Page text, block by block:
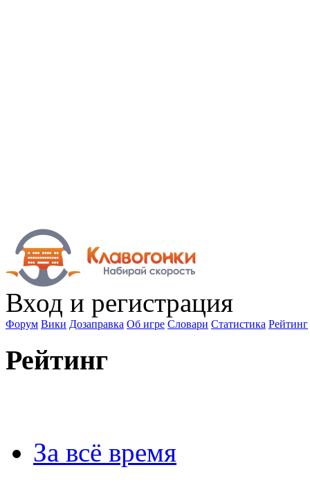
Вход и регистрация
Форум Вики Дозаправка Об игре Словари Статистика Рейтинг
Рейтинг
За всё время